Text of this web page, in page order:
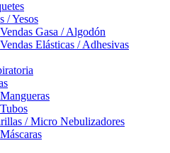
/ Yesos
Vendas Gasa / Algodón
Vendas Elásticas / Adhesivas
Mangueras
Tubos
/ Micro Nebulizadores
Máscaras